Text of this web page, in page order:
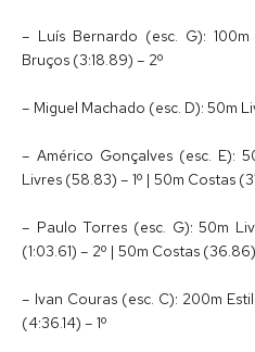
– Luís Bernardo (esc. G):
Bruços (3:18.89) – 2º
– Miguel Machado (esc. D): 50m
– Américo Gonçalves (esc. E):
Livres (58.83) – 1º | 50m Costas
– Paulo Torres (esc. G): 50m
(1:03.61) – 2º | 50m Costas
– Ivan Couras (esc. C): 200m
(4:36.14) – 1º